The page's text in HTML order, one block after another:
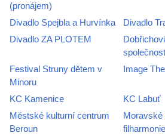
(pronájem)
Divadlo Spejbla a Hurvínka
Divadlo
Divadlo ZA PLOTEM
společnost
Festival Struny dětem v
Minoru
Image
KC Kamenice
KC Labuť
Městské kulturní centrum
Beroun
filharmonie